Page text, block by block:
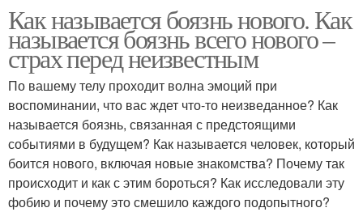
Как называется боязнь нового. Как
называется боязнь всего нового –
страх перед неизвестным
По вашему телу проходит волна эмоций при
воспоминании, что вас ждет что-то неизведанное? Как
называется боязнь, связанная с предстоящими
событиями в будущем? Как называется человек, который
боится нового, включая новые знакомства? Почему так
происходит и как с этим бороться? Как исследовали эту
фобию и почему это смешило каждого подопытного?